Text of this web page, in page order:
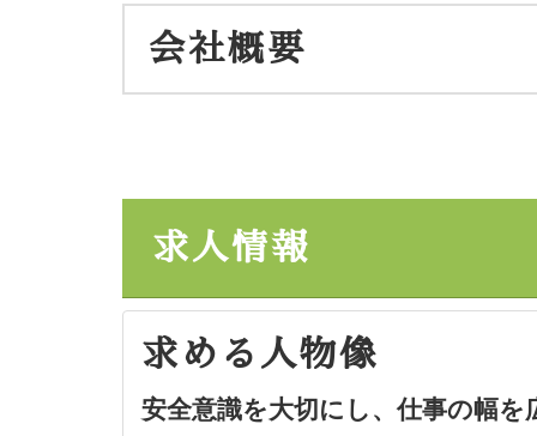
会社概要
求人情報
求める人物像
安全意識を大切にし、仕事の幅